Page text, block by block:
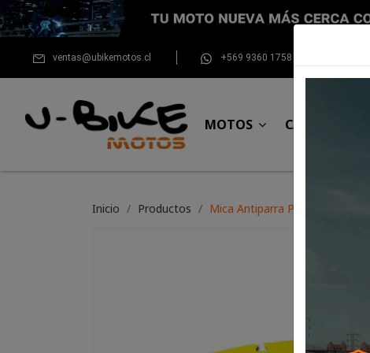
ventas@ubikemotos.cl +569 9360 1758
MOTOS CASCOS
Inicio Productos Mica Antiparra Progrip (Amarillo)